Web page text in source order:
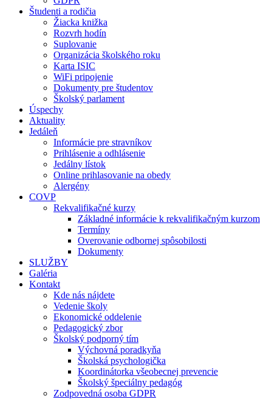
Študenti a rodičia
Žiacka knižka
Rozvrh hodín
Suplovanie
Organizácia školského roku
Karta ISIC
WiFi pripojenie
Dokumenty pre študentov
Školský parlament
Úspechy
Aktuality
Jedáleň
Informácie pre stravníkov
Prihlásenie a odhlásenie
Jedálny lístok
Online prihlasovanie na obedy
Alergény
COVP
Rekvalifikačné kurzy
Základné informácie k rekvalifikačným kurzom
Termíny
Overovanie odbornej spôsobilosti
Dokumenty
SLUŽBY
Galéria
Kontakt
Kde nás nájdete
Vedenie školy
Ekonomické oddelenie
Pedagogický zbor
Školský podporný tím
Výchovná poradkyňa
Školská psychologička
Koordinátorka všeobecnej prevencie
Školský špeciálny pedagóg
Zodpovedná osoba GDPR